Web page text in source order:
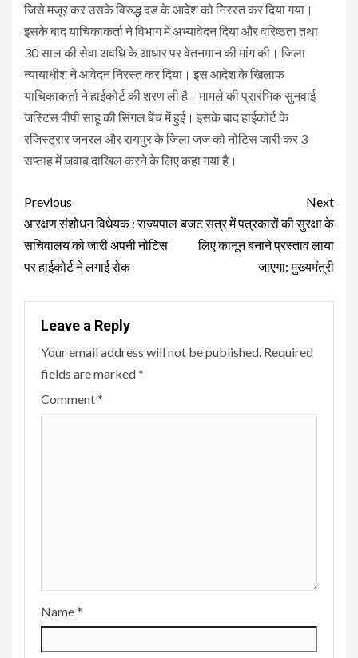
जिसे मजूर कर उसके विरुद्ध दड के आदेश को निरस्त कर दिया गया।
इसके बाद याचिकाकर्ता ने विभाग में अभ्यावेदन दिया और वरिष्ठता तथा
30 साल की सेवा अवधि के आधार पर वेतनमान की मांग की। जिला
न्यायाधीश ने आवेदन निरस्त कर दिया। इस आदेश के खिलाफ
याचिकाकर्ता ने हाईकोर्ट की शरण ली है। मामले की प्रारंभिक सुनवाई
जस्टिस पीपी साहू की सिंगल बेंच में हुई। इसके बाद हाईकोर्ट के
रजिस्ट्रार जनरल और रायपुर के जिला जज को नोटिस जारी कर 3
सप्ताह में जवाब दाखिल करने के लिए कहा गया है।
Continue
Reading
Previous
आरक्षण संशोधन विधेयक : राज्यपाल
सचिवालय को जारी अपनी नोटिस
पर हाईकोर्ट ने लगाई रोक
Next
बजट सत्र में पत्रकारों की सुरक्षा के
लिए कानून बनाने प्रस्ताव लाया
जाएगा: मुख्यमंत्री
Leave a Reply
Your email address will not be published. Required
fields are marked*
Comment*
Name*